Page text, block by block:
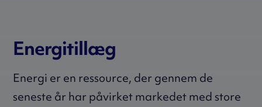
Energitillæg
Energi er en ressource, der gennem de
seneste år har påvirket markedet med store